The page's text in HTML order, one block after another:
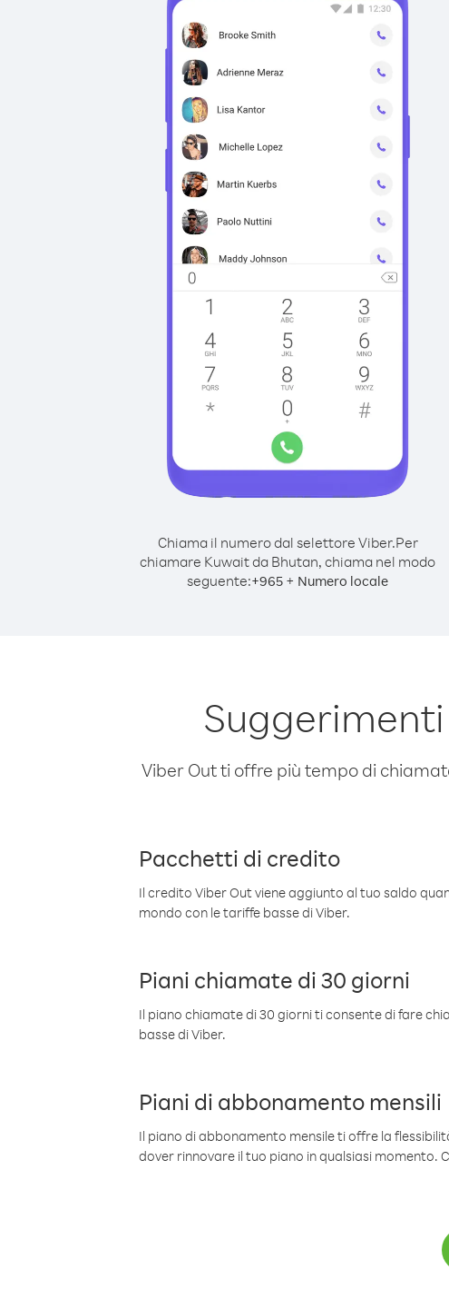
Chiama il numero dal selettore Viber.Per
chiamare Kuwait da Bhutan, chiama nel modo
seguente:+965 + Numero locale
Viber Out ti offre più tempo di
Pacchetti di credito
Il credito Viber Out viene aggiunto al tuo saldo
mondo con le tariffe basse di Viber.
Piani chiamate di 30 giorni
Il piano chiamate di 30 giorni ti consente di fare
basse di Viber.
Piani di abbonamento mensili
Il piano di abbonamento mensile ti offre la
dover rinnovare il tuo piano in qualsiasi momento.